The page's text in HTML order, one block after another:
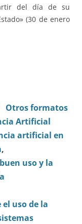
del día de su
(30 de enero
Otros formatos
Artificial
artificial en
,
uso y la
el uso de la